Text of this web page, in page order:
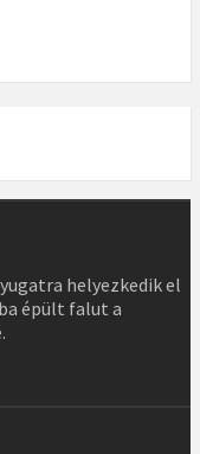
helyezkedik el
épült falut a